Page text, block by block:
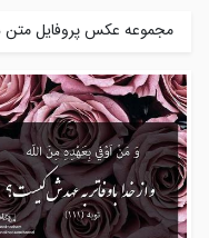
مجموعه عکس پروفایل متن